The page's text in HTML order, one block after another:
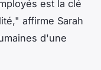
est la clé
affirme Sarah
d'une